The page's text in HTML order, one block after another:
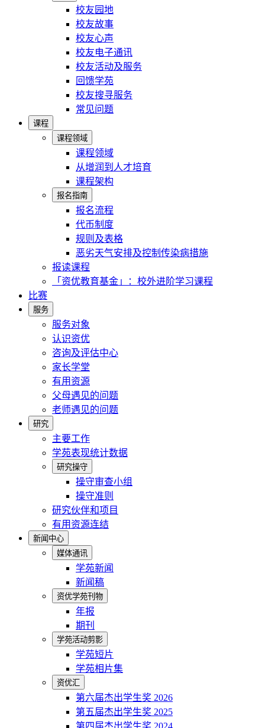
校友园地
校友故事
校友心声
校友电子通讯
校友活动及服务
回馈学苑
校友搜寻服务
常见问题
课程
课程领域
课程领域
从增润到人才培育
课程架构
报名指南
报名流程
代币制度
规则及表格
恶劣天气安排及控制传染病措施
报读课程
「资优教育基金」：校外进阶学习课程
比赛
服务
服务对象
认识资优
咨询及评估中心
家长学堂
有用资源
父母遇见的问题
老师遇见的问题
研究
主要工作
学苑表现统计数据
研究操守
操守审查小组
操守准则
研究伙伴和项目
有用资源连结
新闻中心
媒体通讯
学苑新闻
新闻稿
资优学苑刊物
年报
期刊
学苑活动剪影
学苑短片
学苑相片集
资优汇
第六届杰出学生奖 2026
第五届杰出学生奖 2025
第四届杰出学生奖 2024